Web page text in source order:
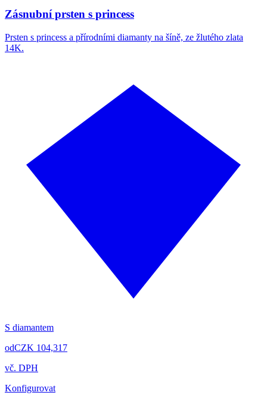
Zásnubní prsten s princess
Prsten s princess a přírodními diamanty na šíně, ze žlutého zlata
14K.
S diamantem
odCZK 104,317
vč. DPH
Konfigurovat